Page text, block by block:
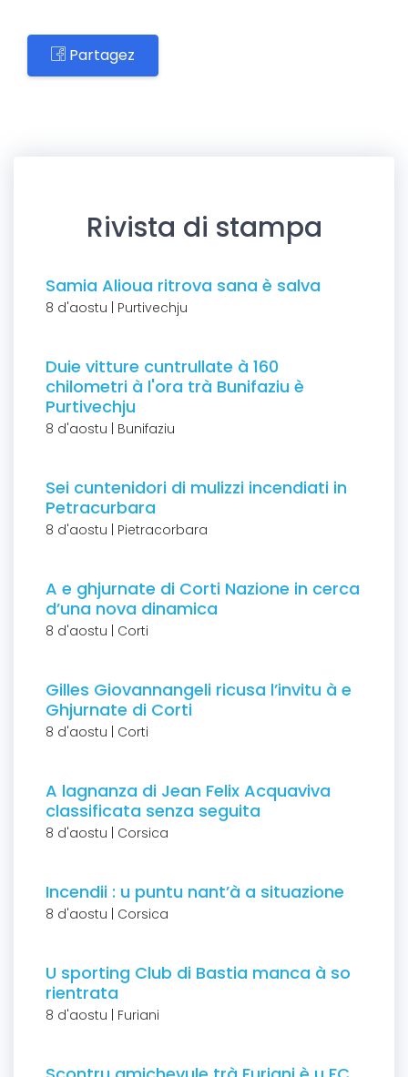
Partagez
Rivista di stampa
Samia Alioua ritrova sana è salva
8 d'aostu | Purtivechju
Duie vitture cuntrullate à 160
chilometri à l'ora trà Bunifaziu è
Purtivechju
8 d'aostu | Bunifaziu
Sei cuntenidori di mulizzi incendiati in
Petracurbara
8 d'aostu | Pietracorbara
A e ghjurnate di Corti Nazione in cerca
d’una nova dinamica
8 d'aostu | Corti
Gilles Giovannangeli ricusa l’invitu à e
Ghjurnate di Corti
8 d'aostu | Corti
A lagnanza di Jean Felix Acquaviva
classificata senza seguita
8 d'aostu | Corsica
Incendii : u puntu nant’à a situazione
8 d'aostu | Corsica
U sporting Club di Bastia manca à so
rientrata
8 d'aostu | Furiani